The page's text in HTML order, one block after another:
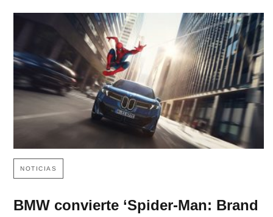
NOTICIAS
BMW convierte ‘Spider-Man: Brand